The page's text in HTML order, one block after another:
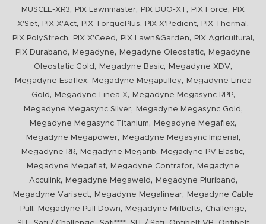
MUSCLE-XR3, PIX Lawnmaster, PIX DUO-XT, PIX Force,
PIX
X'Set, PIX X'Act, PIX TorquePlus, PIX X'Pedient, PIX Thermal ,
PIX PolyStrech, PIX X'Ceed , PIX Lawn&Garden, PIX Agricultural ,
PIX Duraband , Megadyne, Megadyne Oleostatic,
Megadyne
Oleostatic Gold , Megadyne Basic, Megadyne XDV,
Megadyne Esaflex, Megadyne Megapulley,
Megadyne Linea
Gold , Megadyne Linea X, Megadyne Megasync RPP,
Megadyne Megasync Silver, Megadyne Megasync Gold ,
Megadyne Megasync Titanium, Megadyne Megaflex,
Megadyne Megapower, Megadyne Megasync Imperial ,
Megadyne RR, Megadyne Megarib, Megadyne PV Elastic,
Megadyne Megaflat, Megadyne Contrafor,
Megadyne
Acculink, Megadyne Megaweld , Megadyne Pluriband ,
Megadyne Varisect, Megadyne Megalinear,
Megadyne Cable
Pull
, Megadyne Pull Down, Megadyne Millbelts, Challenge,
,